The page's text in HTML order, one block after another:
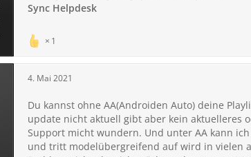
Sync Helpdesk
1
4. Mai 2021
Du kannst ohne AA(Androiden Auto) deine
update nicht aktuell gibt aber kein aktuelleres
Support micht wundern. Und unter AA kann
und tritt modelübergreifend auf wird in vielen